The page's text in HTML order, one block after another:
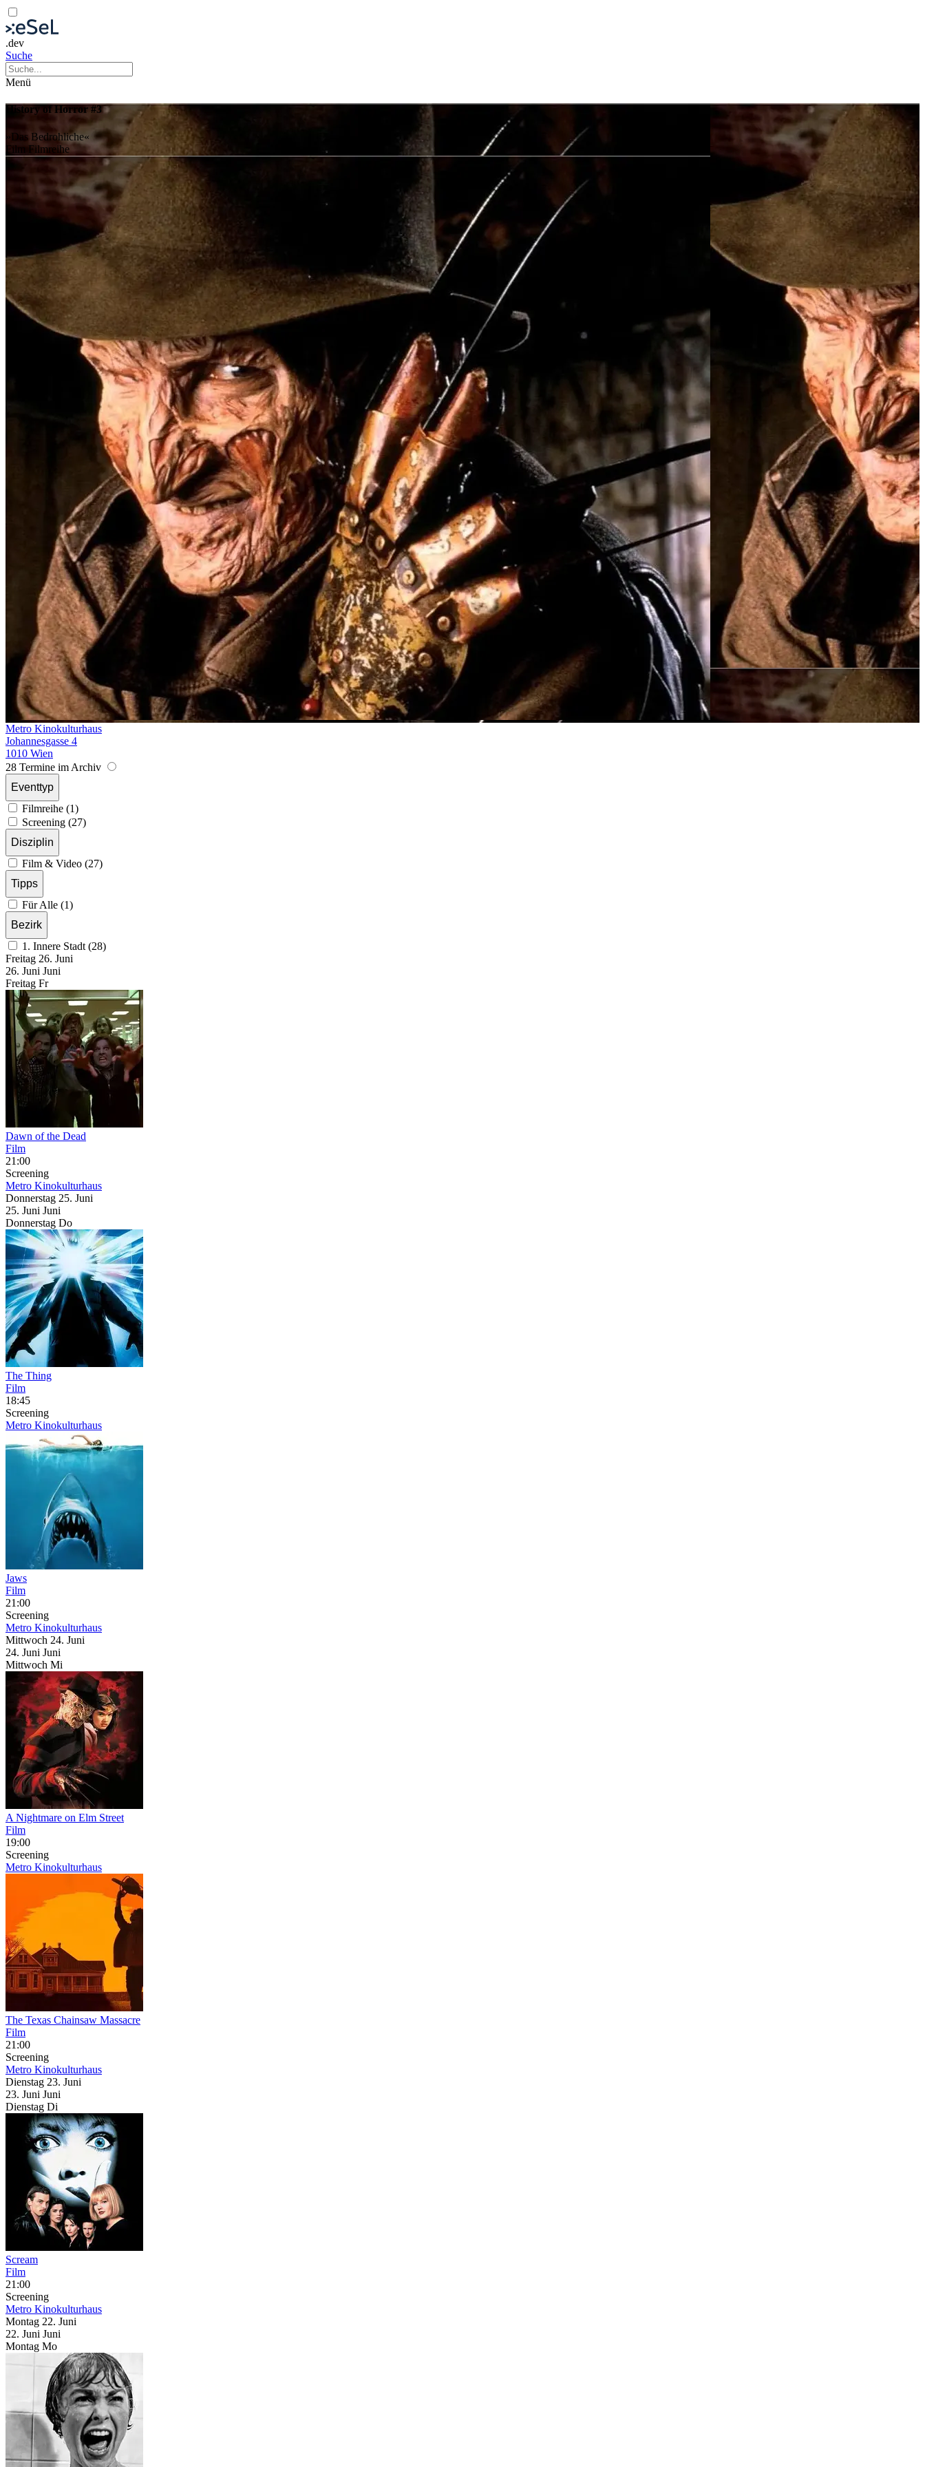
.dev
Suche
Menü
History of Horror #3
»Das Bedrohliche«
Film Filmreihe
Metro Kinokulturhaus
Johannesgasse 4
1010 Wien
28 Termine im Archiv
Eventtyp
Filmreihe (1)
Screening (27)
Disziplin
Film & Video (27)
Tipps
Für Alle (1)
Bezirk
1. Innere Stadt (28)
Freitag 26. Juni
26. Juni Juni
Freitag Fr
Dawn of the Dead
Film
21:00
Screening
Metro Kinokulturhaus
Donnerstag 25. Juni
25. Juni Juni
Donnerstag Do
The Thing
Film
18:45
Screening
Metro Kinokulturhaus
Jaws
Film
21:00
Screening
Metro Kinokulturhaus
Mittwoch 24. Juni
24. Juni Juni
Mittwoch Mi
A Nightmare on Elm Street
Film
19:00
Screening
Metro Kinokulturhaus
The Texas Chainsaw Massacre
Film
21:00
Screening
Metro Kinokulturhaus
Dienstag 23. Juni
23. Juni Juni
Dienstag Di
Scream
Film
21:00
Screening
Metro Kinokulturhaus
Montag 22. Juni
22. Juni Juni
Montag Mo